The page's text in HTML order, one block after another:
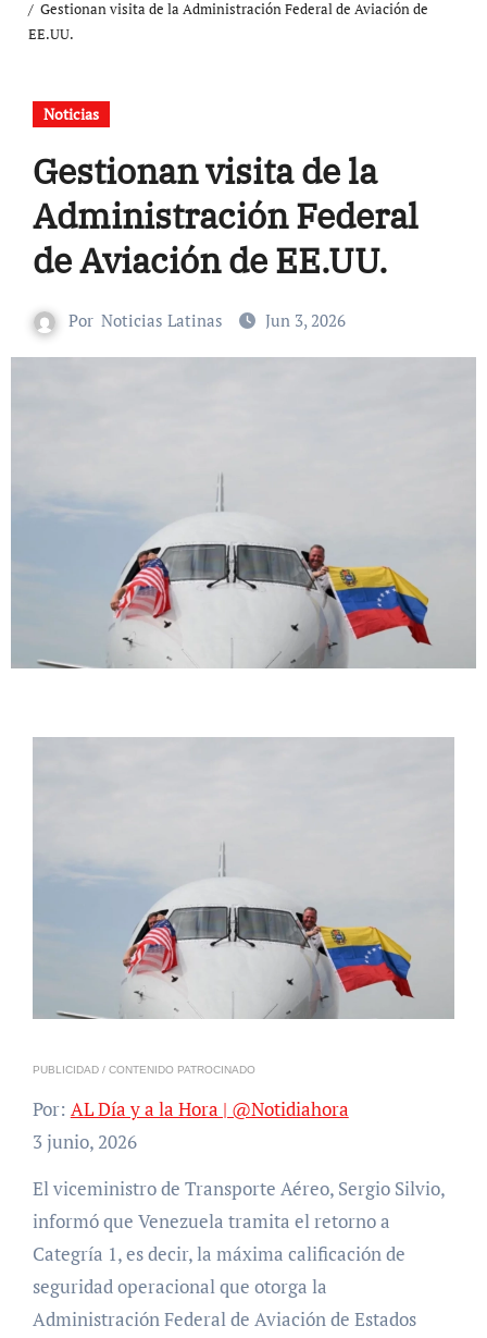
Gestionan visita de la Administración Federal de Aviación de
EE.UU.
Noticias
Gestionan visita de la
Administración Federal
de Aviación de EE.UU.
Por Noticias Latinas Jun 3, 2026
PUBLICIDAD / CONTENIDO PATROCINADO
Por: AL Día y a la Hora | @Notidiahora
3 junio, 2026
El viceministro de Transporte Aéreo, Sergio Silvio,
informó que Venezuela tramita el retorno a
Categría 1, es decir, la máxima calificación de
seguridad operacional que otorga la
Administración Federal de Aviación de Estados